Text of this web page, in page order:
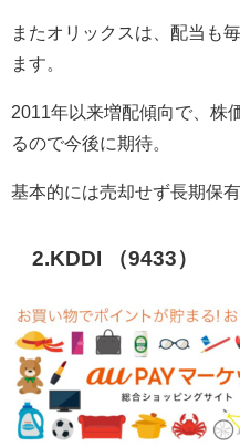
またオリックスは、配当も
ます。
2011年以来増配傾向で、株
るので今後に期待。
基本的には売却せず長期保
2.KDDI （9433）